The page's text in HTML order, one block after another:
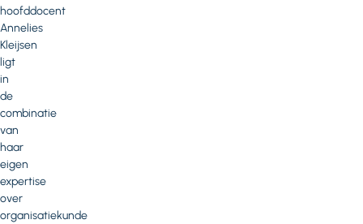
hoofddocent
Annelies
Kleijsen
ligt
in
de
combinatie
van
haar
eigen
expertise
over
organisatiekunde